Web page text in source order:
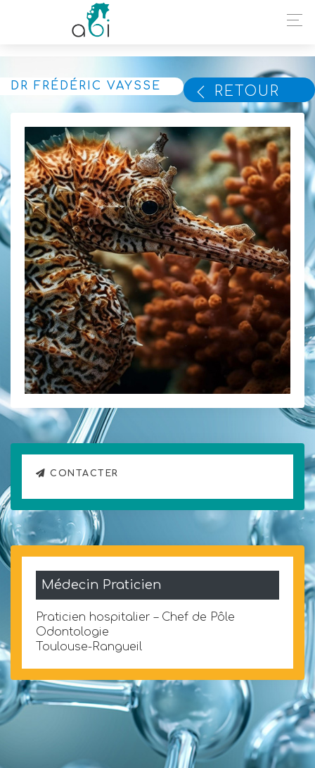
DR FRÉDÉRIC VAYSSE RETOUR
CONTACTER
Médecin Praticien
Praticien hospitalier – Chef de Pôle
Odontologie
Toulouse-Rangueil